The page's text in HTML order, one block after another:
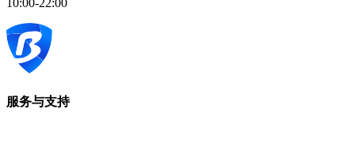
10:00-22:00
服务与支持